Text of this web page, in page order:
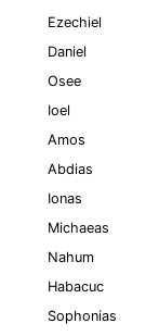
Ezechiel
Daniel
Osee
Ioel
Amos
Abdias
Ionas
Michaeas
Nahum
Habacuc
Sophonias